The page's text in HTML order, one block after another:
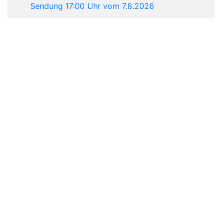
Sendung 17:00 Uhr vom 7.8.2026